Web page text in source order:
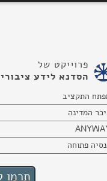
פרוייקט של
הסדנא לידע ציבורי
התקציב
המדינה
פתוחה